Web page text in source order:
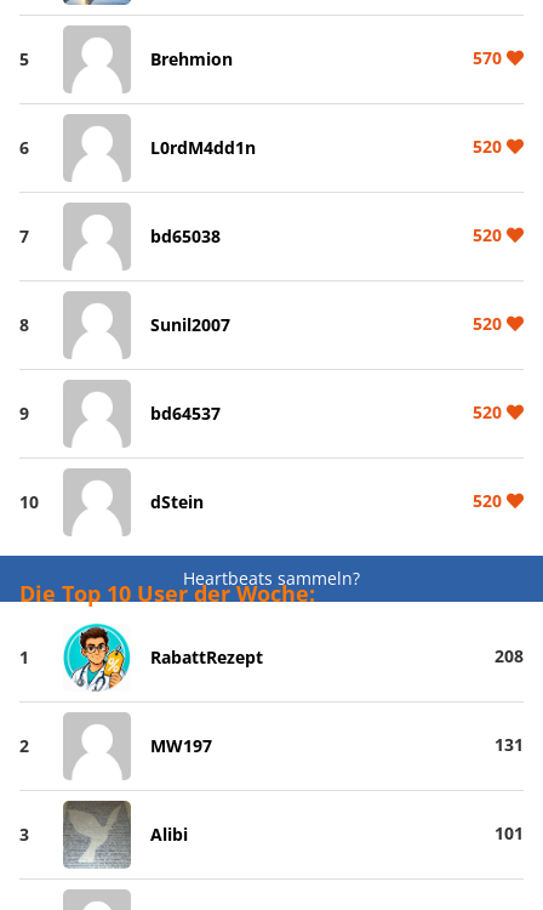
5 Brehmion 570
6 L0rdM4dd1n 520
7 bd65038 520
8 Sunil2007 520
9 bd64537 520
10 dStein 520
Heartbeats sammeln?
Die Top 10 User der Woche:
1 RabattRezept 208
2 MW197 131
3 Alibi 101